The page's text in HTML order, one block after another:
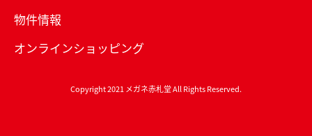
物件情報
オンラインショッピング
Copyright 2021 メガネ赤札堂 All Rights Reserved.